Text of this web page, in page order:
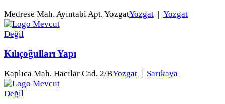
Medrese Mah. Ayıntabi Apt. YozgatYozgat | Yozgat
Kılıçoğulları Yapı
Kaplıca Mah. Hacılar Cad. 2/BYozgat | Sarıkaya